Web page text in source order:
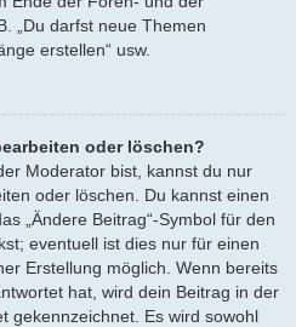
„Du darfst neue Themen
erstellen“ usw.
oder löschen?
Moderator bist, kannst du nur
oder löschen. Du kannst einen
„Ändere Beitrag“-Symbol für den
eventuell ist dies nur für einen
Erstellung möglich. Wenn bereits
hat, wird dein Beitrag in der
gekennzeichnet. Es wird sowohl